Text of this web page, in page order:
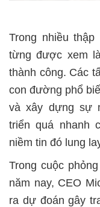
Trong nhiều
từng được xem
thành công. Các
con đường phổ
và xây dựng sự
triển quá nhanh
niềm tin đó lung
Trong cuộc
năm nay, CEO
ra dự đoán gây